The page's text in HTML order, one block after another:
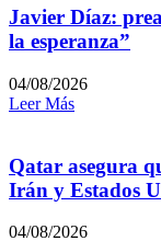
Javier Díaz:
la esperanza”
04/08/2026
Leer Más
Qatar asegura
Irán y Estados
04/08/2026